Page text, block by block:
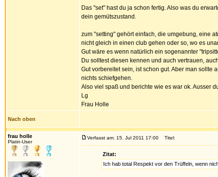
Das "set" hast du ja schon fertig. Also was du
dein gemütszustand.
zum "setting" gehört einfach, die umgebung, eine
nicht gleich in einen club gehen oder so, wo es
Gut wäre es wenn natürlich ein sogenannter
Du solltest diesen kennen und auch vertrauen,
Gut vorbereitet sein, ist schon gut. Aber man
nichts schiefgehen.
Also viel spaß und berichte wie es war ok. Ausser
Lg
Frau Holle
Nach oben
frau holle
Platin-User
Verfasst am: 15. Jul 2011 17:00 Titel:
Zitat:
Ich hab total Respekt vor den Trüffeln, wenn